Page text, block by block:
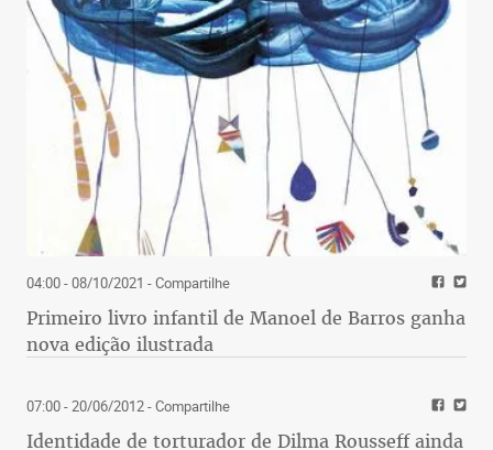
04:00 - 08/10/2021 - Compartilhe
Primeiro livro infantil de Manoel de Barros ganha
nova edição ilustrada
07:00 - 20/06/2012- Compartilhe
Identidade de torturador de Dilma Rousseff ainda